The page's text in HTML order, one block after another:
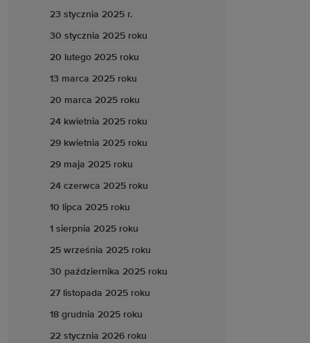
23 stycznia 2025 r.
30 stycznia 2025 roku
20 lutego 2025 roku
13 marca 2025 roku
20 marca 2025 roku
24 kwietnia 2025 roku
29 kwietnia 2025 roku
29 maja 2025 roku
24 czerwca 2025 roku
10 lipca 2025 roku
1 sierpnia 2025 roku
25 września 2025 roku
30 października 2025 roku
27 listopada 2025 roku
18 grudnia 2025 roku
22 stycznia 2026 roku